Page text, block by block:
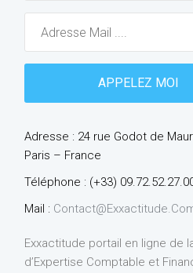
Adresse : 24 rue Godot de
Paris – France
Téléphone : (+33)
Mail :
Exxactitude portail en ligne de
d’Expertise Comptable et